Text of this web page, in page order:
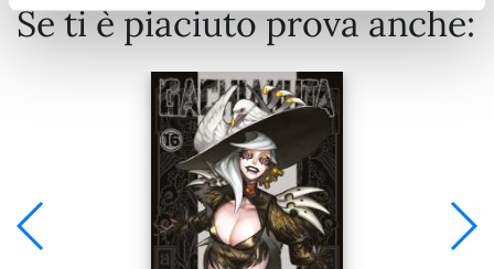
Se ti è piaciuto prova anche: